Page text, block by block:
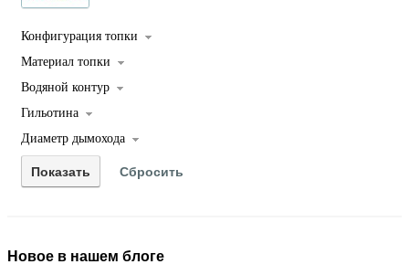
Конфигурация топки
Материал топки
Водяной контур
Гильотина
Диаметр дымохода
Новое в нашем блоге